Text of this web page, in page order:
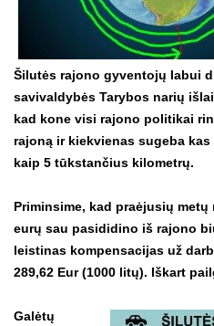
Šilutės rajono gyventojų labui
savivaldybės Tarybos narių
kad kone visi rajono politikai
rajoną ir kiekvienas sugeba
kaip 5 tūkstančius kilometrų.
Priminsime, kad praėjusių
eurų sau pasididino iš rajono
leistinas kompensacijas už
289,62 Eur (1000 litų). Iškart
Galėtų